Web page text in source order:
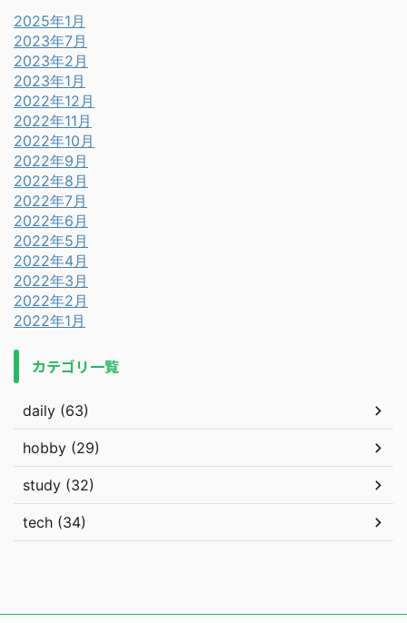
2025年1月
2023年7月
2023年2月
2023年1月
2022年12月
2022年11月
2022年10月
2022年9月
2022年8月
2022年7月
2022年6月
2022年5月
2022年4月
2022年3月
2022年2月
2022年1月
カテゴリ一覧
daily (63)
hobby (29)
study (32)
tech (34)